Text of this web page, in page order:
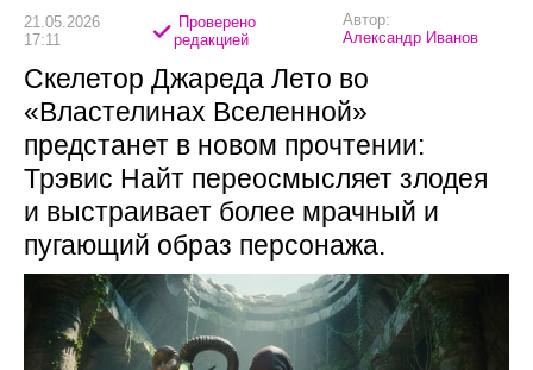
21.05.2026
17:11
Проверено
редакцией
Автор:
Александр Иванов
Скелетор Джареда Лето во
«Властелинах Вселенной»
предстанет в новом прочтении:
Трэвис Найт переосмысляет злодея
и выстраивает более мрачный и
пугающий образ персонажа.